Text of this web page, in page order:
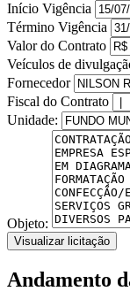
Início Vigência
Término Vigência
Valor do Contrato
Veículos de
Fornecedor
Fiscal do Contrato
Unidade:
Objeto:
Visualizar licitação
Andamento